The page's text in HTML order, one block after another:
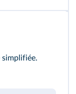
simplifiée.